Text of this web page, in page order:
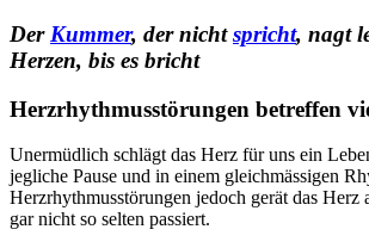
Der Kummer, der nichtspricht, nagt
Herzen, bis es bricht
Herzrhythmusstörungen betreffen
Unermüdlich schlägt das Herz für uns ein
jegliche Pause und in einem gleichmässigen
Herzrhythmusstörungen jedoch gerät das Herz
gar nicht so selten passiert.